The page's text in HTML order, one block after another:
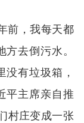
前，我每天都
去倒污水。
有垃圾箱，
平主席亲自推
村庄变成一张